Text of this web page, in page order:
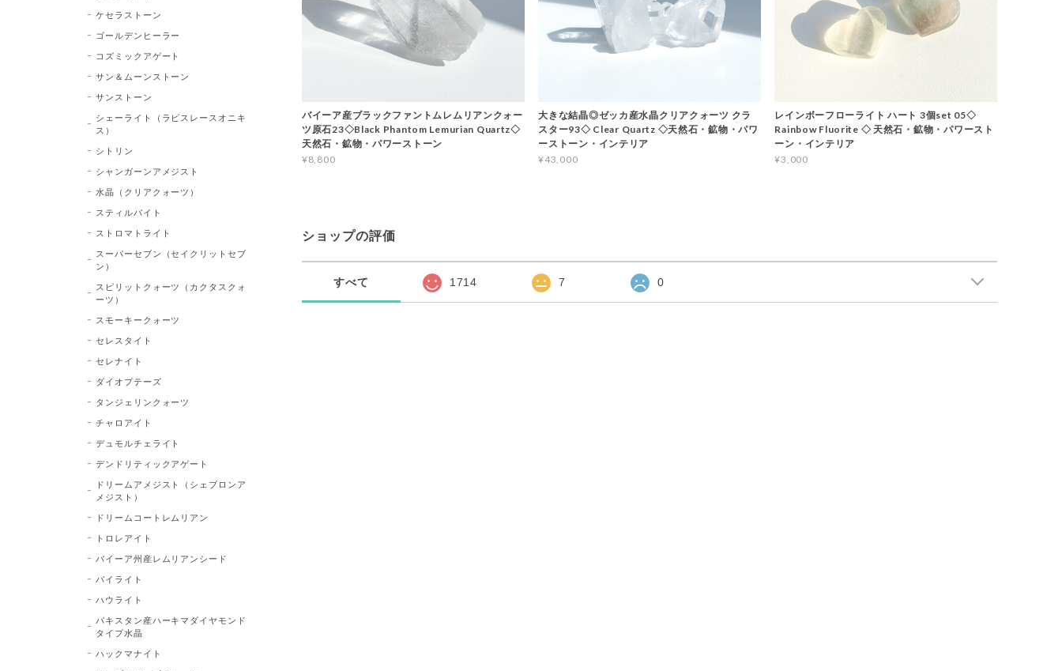
バイーア産ブラックファントムレムリアンクォー
ツ原石23◇Black Phantom Lemurian Quartz◇
天然石・鉱物・パワーストーン
¥8,800
大きな結晶◎ゼッカ産水晶クリアクォーツ クラ
スター93◇ Clear Quartz ◇天然石・鉱物・パワ
ーストーン・インテリア
¥43,000
レインボーフローライト ハート 3個set 05◇
Rainbow Fluorite ◇ 天然石・鉱物・パワースト
ーン・インテリア
¥3,000
ショップの評価
すべて 1714 7 0
ケセラストーン
ゴールデンヒーラー
コズミックアゲート
サン＆ムーンストーン
サンストーン
シェーライト（ラピスレースオニキ
ス）
シトリン
シャンガーンアメジスト
水晶（クリアクォーツ）
スティルバイト
ストロマトライト
スーパーセブン（セイクリットセブ
ン）
スピリットクォーツ（カクタスクォ
ーツ）
スモーキークォーツ
セレスタイト
セレナイト
ダイオプテーズ
タンジェリンクォーツ
チャロアイト
デュモルチェライト
デンドリティックアゲート
ドリームアメジスト（シェブロンア
メジスト）
ドリームコートレムリアン
トロレアイト
バイーア州産レムリアンシード
パイライト
ハウライト
パキスタン産ハーキマダイヤモンド
タイプ水晶
ハックマナイト